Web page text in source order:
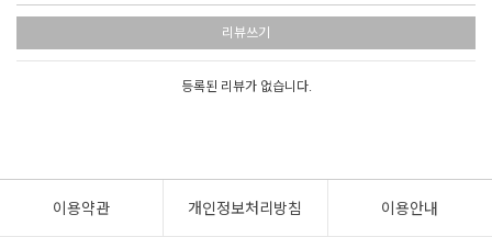
리뷰쓰기
등록된 리뷰가 없습니다.
이용약관 개인정보처리방침 이용안내